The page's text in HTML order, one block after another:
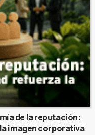
de la reputación:
imagen corporativa